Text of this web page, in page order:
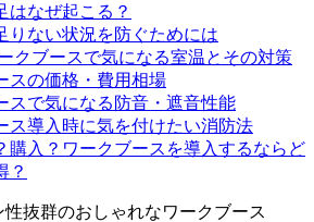
はなぜ起こる？
りない状況を防ぐためには
ークブースで気になる室温とその対策
スの価格・費用相場
スで気になる防音・遮音性能
ス導入時に気を付けたい消防法
購入？ワークブースを導入するならど
？
性抜群のおしゃれなワークブース